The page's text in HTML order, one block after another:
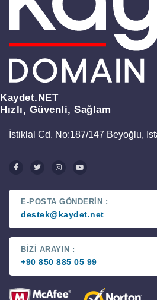
Kaydet.NET
Hızlı, Güvenli, Sağlam
İstiklal Cd. No:187/147 Beyoğlu,
E-POSTA GÖNDERİN :
destek@kaydet.net
BİZİ ARAYIN :
+90 850 885 05 99